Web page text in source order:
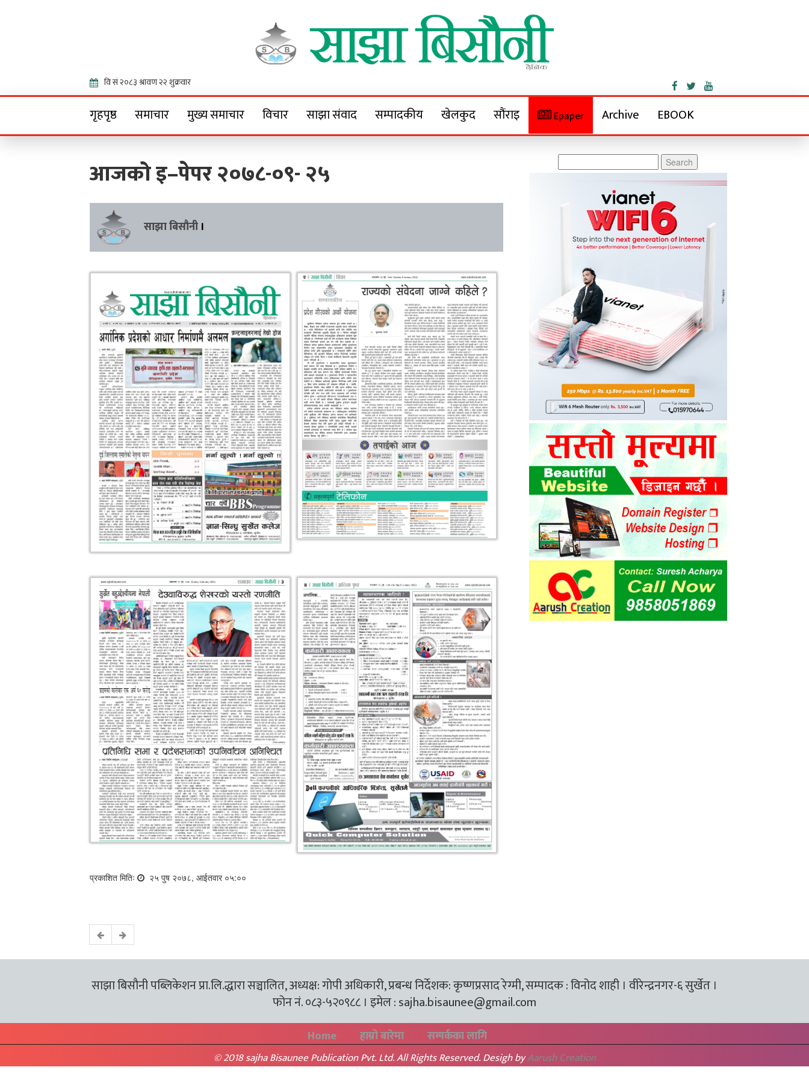
Sajha Bisaunee
गृहपृष्ठ समाचार मुख्य समाचार विचार साझा संवाद सम्पादकीय खेलकुद सौंराइ Epaper Archive EBOOK
आजको इ–पेपर २०७८-०९- २५
साझा बिसौनी ।
प्रकाशित मितिः २५ पुष २०७८, आईतवार ०५:००
for:
साझा बिसौनी पब्लिकेशन प्रा.लि.द्धारा सञ्चालित, अध्यक्ष: गोपी अधिकारी, प्रबन्ध निर्देशक: कृष्णप्रसाद रेग्मी, सम्पादक : विनोद शाही । वीरेन्द्रनगर-६ सुर्खेत ।
फोन नं. ०८३-५२०९८८ । इमेल :sajha.bisaunee@gmail.com
Home हाम्रो बारेमा सम्पर्कका लागि
© 2018 sajha Bisaunee Publication Pvt. Ltd. All Rights Reserved. Desigh byAarush Creation